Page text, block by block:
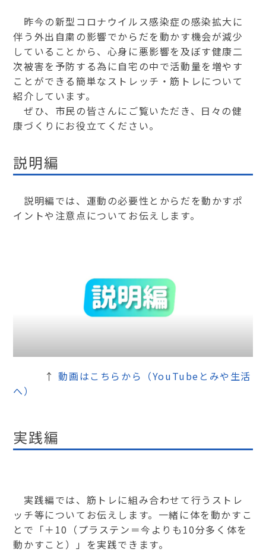
昨今の新型コロナウイルス感染症の感染拡大に
伴う外出自粛の影響でからだを動かす機会が減少
していることから、心身に悪影響を及ぼす健康二
次被害を予防する為に自宅の中で活動量を増やす
ことができる簡単なストレッチ・筋トレについて
紹介しています。
ぜひ、市民の皆さんにご覧いただき、日々の健
康づくりにお役立てください。
説明編
説明編では、運動の必要性とからだを動かすポ
イントや注意点についてお伝えします。
↑ 動画はこちらから（YouTubeとみや生活
へ）
実践編
実践編では、筋トレに組み合わせて行うストレ
ッチ等についてお伝えします。一緒に体を動かすこ
とで「＋10（プラステン＝今よりも10分多く体を
動かすこと）」を実践できます。